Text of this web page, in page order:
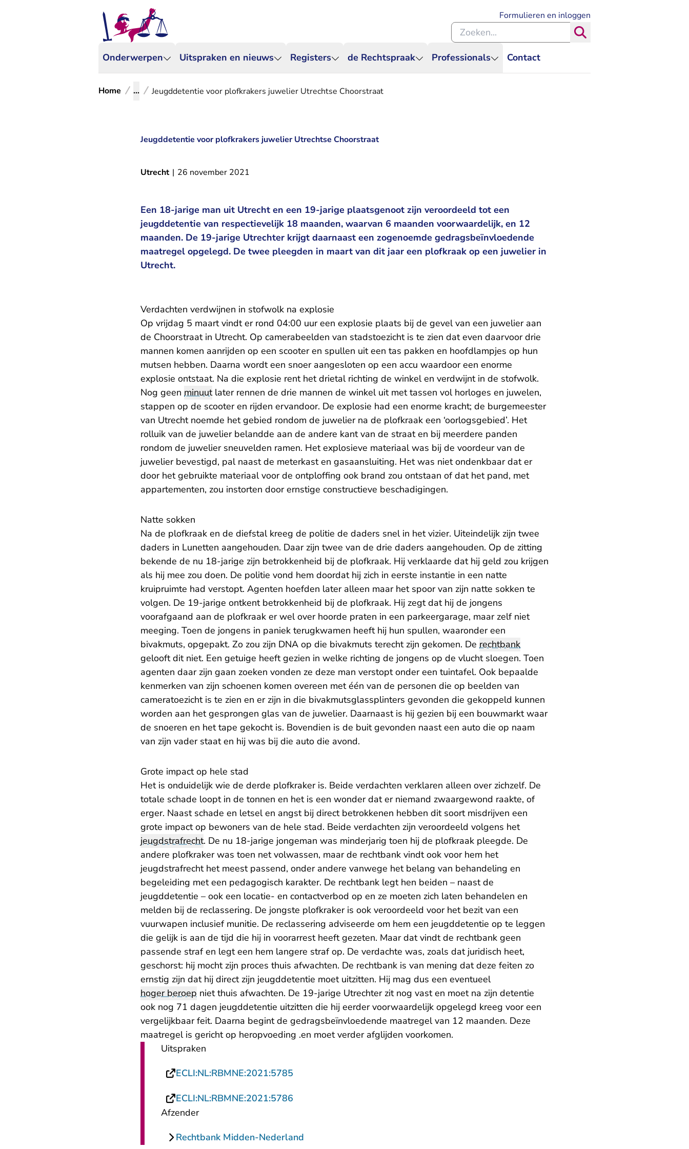
Onderwerpen Uitspraken en nieuws Registers de Rechtspraak Professionals Contact
Formulieren en inloggen
Zoeken binnen de Rechtspraak
Home ... Jeugddetentie voor plofkrakers juwelier Utrechtse Choorstraat
Jeugddetentie voor plofkrakers juwelier Utrechtse Choorstraat
Utrecht | 26 november 2021
Een 18-jarige man uit Utrecht en een 19-jarige plaatsgenoot zijn veroordeeld tot een
jeugddetentie van respectievelijk 18 maanden, waarvan 6 maanden voorwaardelijk, en 12
maanden. De 19-jarige Utrechter krijgt daarnaast een zogenoemde gedragsbeïnvloedende
maatregel opgelegd. De twee pleegden in maart van dit jaar een plofkraak op een juwelier in
Utrecht.
Verdachten verdwijnen in stofwolk na explosie
Op vrijdag 5 maart vindt er rond 04:00 uur een explosie plaats bij de gevel van een juwelier aan
de Choorstraat in Utrecht. Op camerabeelden van stadstoezicht is te zien dat even daarvoor drie
mannen komen aanrijden op een scooter en spullen uit een tas pakken en hoofdlampjes op hun
mutsen hebben. Daarna wordt een snoer aangesloten op een accu waardoor een enorme
explosie ontstaat. Na die explosie rent het drietal richting de winkel en verdwijnt in de stofwolk.
Nog geen minuutlater rennen de drie mannen de winkel uit met tassen vol horloges en juwelen,
stappen op de scooter en rijden ervandoor. De explosie had een enorme kracht; de burgemeester
van Utrecht noemde het gebied rondom de juwelier na de plofkraak een ‘oorlogsgebied’. Het
rolluik van de juwelier belandde aan de andere kant van de straat en bij meerdere panden
rondom de juwelier sneuvelden ramen. Het explosieve materiaal was bij de voordeur van de
juwelier bevestigd, pal naast de meterkast en gasaansluiting. Het was niet ondenkbaar dat er
door het gebruikte materiaal voor de ontploffing ook brand zou ontstaan of dat het pand, met
appartementen, zou instorten door ernstige constructieve beschadigingen.
Natte sokken
Na de plofkraak en de diefstal kreeg de politie de daders snel in het vizier. Uiteindelijk zijn twee
daders in Lunetten aangehouden. Daar zijn twee van de drie daders aangehouden. Op de zitting
bekende de nu 18-jarige zijn betrokkenheid bij de plofkraak. Hij verklaarde dat hij geld zou krijgen
als hij mee zou doen. De politie vond hem doordat hij zich in eerste instantie in een natte
kruipruimte had verstopt. Agenten hoefden later alleen maar het spoor van zijn natte sokken te
volgen. De 19-jarige ontkent betrokkenheid bij de plofkraak. Hij zegt dat hij de jongens
voorafgaand aan de plofkraak er wel over hoorde praten in een parkeergarage, maar zelf niet
meeging. Toen de jongens in paniek terugkwamen heeft hij hun spullen, waaronder een
bivakmuts, opgepakt. Zo zou zijn DNA op die bivakmuts terecht zijn gekomen. De rechtbank
gelooft dit niet. Een getuige heeft gezien in welke richting de jongens op de vlucht sloegen. Toen
agenten daar zijn gaan zoeken vonden ze deze man verstopt onder een tuintafel. Ook bepaalde
kenmerken van zijn schoenen komen overeen met één van de personen die op beelden van
cameratoezicht is te zien en er zijn in die bivakmutsglassplinters gevonden die gekoppeld kunnen
worden aan het gesprongen glas van de juwelier. Daarnaast is hij gezien bij een bouwmarkt waar
de snoeren en het tape gekocht is. Bovendien is de buit gevonden naast een auto die op naam
van zijn vader staat en hij was bij die auto die avond.
Grote impact op hele stad
Het is onduidelijk wie de derde plofkraker is. Beide verdachten verklaren alleen over zichzelf. De
totale schade loopt in de tonnen en het is een wonder dat er niemand zwaargewond raakte, of
erger. Naast schade en letsel en angst bij direct betrokkenen hebben dit soort misdrijven een
grote impact op bewoners van de hele stad. Beide verdachten zijn veroordeeld volgens het
jeugdstrafrecht. De nu 18-jarige jongeman was minderjarig toen hij de plofkraak pleegde. De
andere plofkraker was toen net volwassen, maar de rechtbank vindt ook voor hem het
jeugdstrafrecht het meest passend, onder andere vanwege het belang van behandeling en
begeleiding met een pedagogisch karakter. De rechtbank legt hen beiden – naast de
jeugddetentie – ook een locatie- en contactverbod op en ze moeten zich laten behandelen en
melden bij de reclassering. De jongste plofkraker is ook veroordeeld voor het bezit van een
vuurwapen inclusief munitie. De reclassering adviseerde om hem een jeugddetentie op te leggen
die gelijk is aan de tijd die hij in voorarrest heeft gezeten. Maar dat vindt de rechtbank geen
passende straf en legt een hem langere straf op. De verdachte was, zoals dat juridisch heet,
geschorst: hij mocht zijn proces thuis afwachten. De rechtbank is van mening dat deze feiten zo
ernstig zijn dat hij direct zijn jeugddetentie moet uitzitten. Hij mag dus een eventueel
hoger beroep niet thuis afwachten. De 19-jarige Utrechter zit nog vast en moet na zijn detentie
ook nog 71 dagen jeugddetentie uitzitten die hij eerder voorwaardelijk opgelegd kreeg voor een
vergelijkbaar feit. Daarna begint de gedragsbeïnvloedende maatregel van 12 maanden. Deze
maatregel is gericht op heropvoeding .en moet verder afglijden voorkomen.
Uitspraken
ECLI:NL:RBMNE:2021:5785
ECLI:NL:RBMNE:2021:5786
Afzender
Rechtbank Midden-Nederland